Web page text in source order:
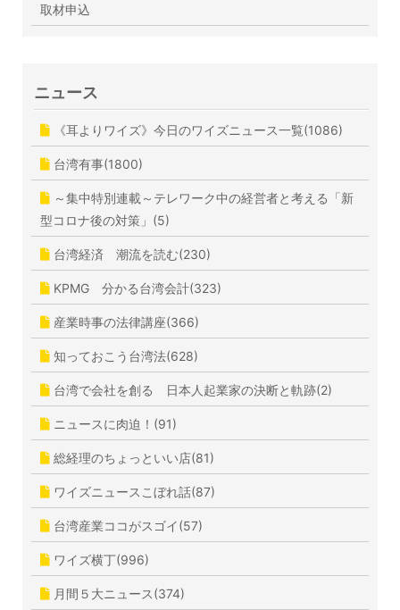
取材申込
ニュース
《耳よりワイズ》今日のワイズニュース一覧(1086)
台湾有事(1800)
～集中特別連載～テレワーク中の経営者と考える「新
型コロナ後の対策」(5)
台湾経済 潮流を読む(230)
KPMG 分かる台湾会計(323)
産業時事の法律講座(366)
知っておこう台湾法(628)
台湾で会社を創る 日本人起業家の決断と軌跡(2)
ニュースに肉迫！(91)
総経理のちょっといい店(81)
ワイズニュースこぼれ話(87)
台湾産業ココがスゴイ(57)
ワイズ横丁(996)
月間５大ニュース(374)